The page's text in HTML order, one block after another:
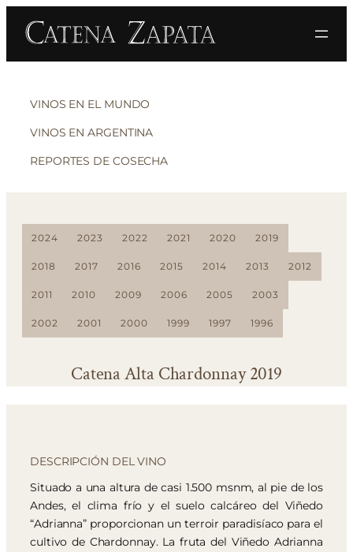
VINOS EN EL MUNDO
VINOS EN ARGENTINA
REPORTES DE COSECHA
2024 2023 2022 2021 2020 2019
2018 2017 2016 2015 2014 2013 2012
2011 2010 2009 2006 2005 2003
2002 2001 2000 1999 1997 1996
Catena Alta Chardonnay 2019
DESCRIPCIÓN DEL VINO
Situado a una altura de casi 1.500 msnm, al pie de los
Andes, el clima frío y el suelo calcáreo del Viñedo
“Adrianna” proporcionan un terroir paradisíaco para el
cultivo de Chardonnay. La fruta del Viñedo Adrianna